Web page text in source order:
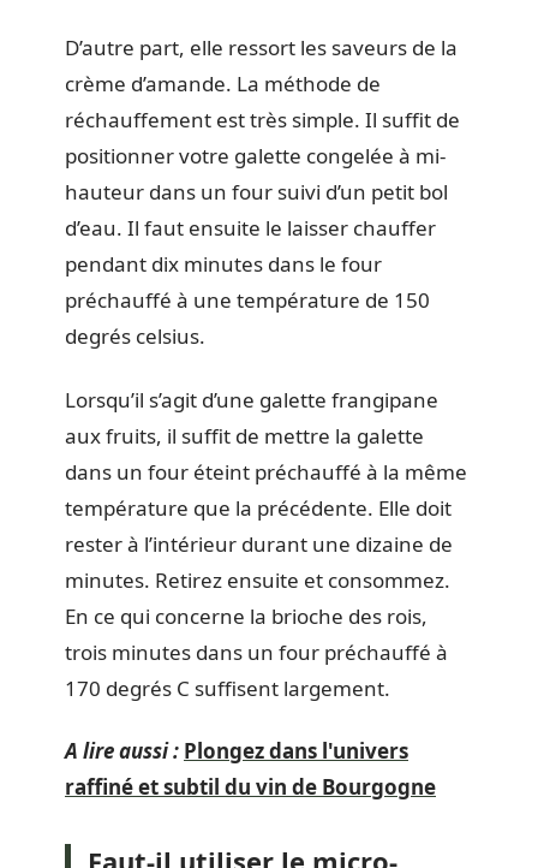
D’autre part, elle ressort les saveurs de la
crème d’amande. La méthode de
réchauffement est très simple. Il suffit de
positionner votre galette congelée à mi-
hauteur dans un four suivi d’un petit bol
d’eau. Il faut ensuite le laisser chauffer
pendant dix minutes dans le four
préchauffé à une température de 150
degrés celsius.
Lorsqu’il s’agit d’une galette frangipane
aux fruits, il suffit de mettre la galette
dans un four éteint préchauffé à la même
température que la précédente. Elle doit
rester à l’intérieur durant une dizaine de
minutes. Retirez ensuite et consommez.
En ce qui concerne la brioche des rois,
trois minutes dans un four préchauffé à
170 degrés C suffisent largement.
A lire aussi : Plongez dans l'univers
raffiné et subtil du vin de Bourgogne